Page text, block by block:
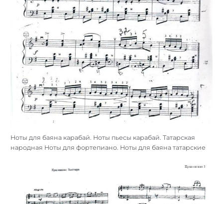
Ноты для баяна карабай. Ноты пьесы карабай. Татарская
народная Ноты для фортепиано. Ноты для баяна татарские